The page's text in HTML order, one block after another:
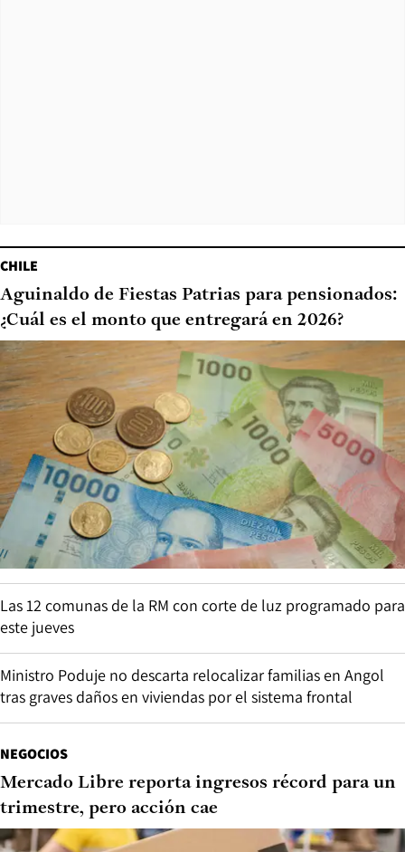
CHILE
Aguinaldo de Fiestas Patrias para pensionados:
¿Cuál es el monto que entregará en 2026?
Las 12 comunas de la RM con corte de luz programado para
este jueves
Ministro Poduje no descarta relocalizar familias en Angol
tras graves daños en viviendas por el sistema frontal
NEGOCIOS
Mercado Libre reporta ingresos récord para un
trimestre, pero acción cae